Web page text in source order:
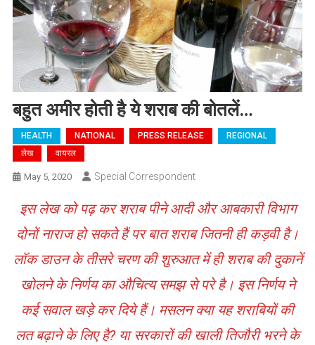
बहुत अमीर होती है ये शराब की बोतलें…
HEALTH NATIONAL PRESS RELEASE
REGIONAL
लेख
वायरल
May 5, 2020 Special Correspondent
इस लेख को पढ़ कर शराब पीने आदी और आबकारी विभाग
दोनों नाराज हो सकते हैं पर बात शराब जितनी ही कड़वी है।
लॉक डाउन के तीसरे चरण की शुरुआत में ही शराब की दुकानें
खोलने के निर्णय का औचित्य समझ से परे है। इस निर्णय ने
कई सवाल खड़े कर दिये हैं। मसलन क्या यह शराबियों की
लत बढ़ाने के लिए है? या सरकारों की खाली तिजौरी भरने के